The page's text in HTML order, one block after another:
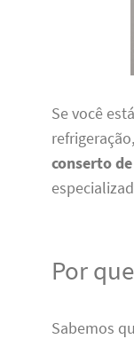
Se você
conserto
Por
Sabemos